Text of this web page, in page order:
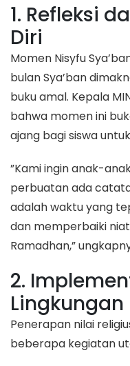
​1. Refleksi
Diri
​Momen Nisyfu
bulan Sya’ban
buku amal. Kepala
bahwa momen ini
ajang bagi siswa
​”Kami ingin anak-
perbuatan ada
adalah waktu yang
dan memperbaiki
Ramadhan,”
​2.
​Penerapan nilai
beberapa kegiatan